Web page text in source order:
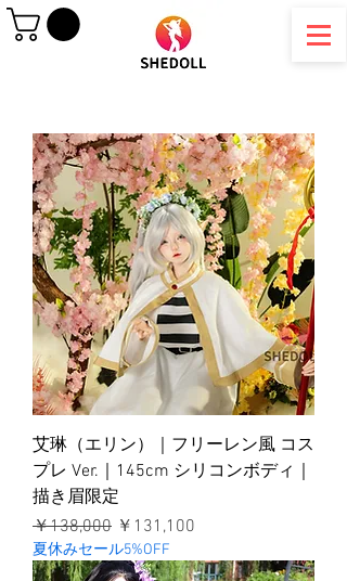
艾琳（エリン）｜フリーレン風 コス
プレ Ver.｜145cm シリコンボディ｜
描き眉限定
通常価格
￥138,000 セール価格
￥131,100
夏休みセール5%OFF